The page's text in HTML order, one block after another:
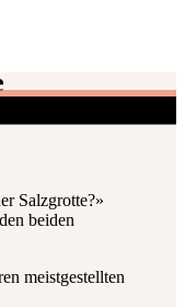
Salzgrotte?»
beiden
meistgestellten